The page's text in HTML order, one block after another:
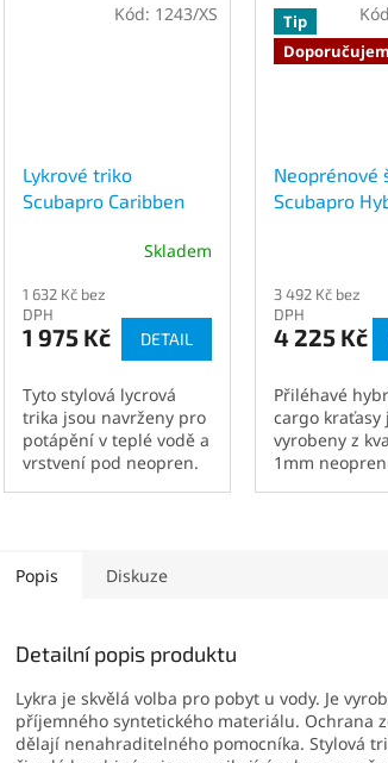
Lykrové triko
Scubapro Caribben
Skladem
1 632 Kč bez
DPH
1 975 Kč DETAIL
Tyto stylová lycrová
trika jsou navrženy pro
potápění v teplé vodě a
vrstvení pod neopren.
Kód: 1243/XS
Tip
Neoprénové
Scubapro
produktu
je
3,3
5
hvězdiček.
3 492 Kč bez
DPH
4 225 Kč
Přiléhavé
cargo kraťasy
vyrobeny z
1mm
Popis Diskuze
Detailní popis produktu
Lykra je skvělá volba pro pobyt u vody. Je
příjemného syntetického materiálu. Ochrana
dělají nenahraditelného pomocníka. Stylová